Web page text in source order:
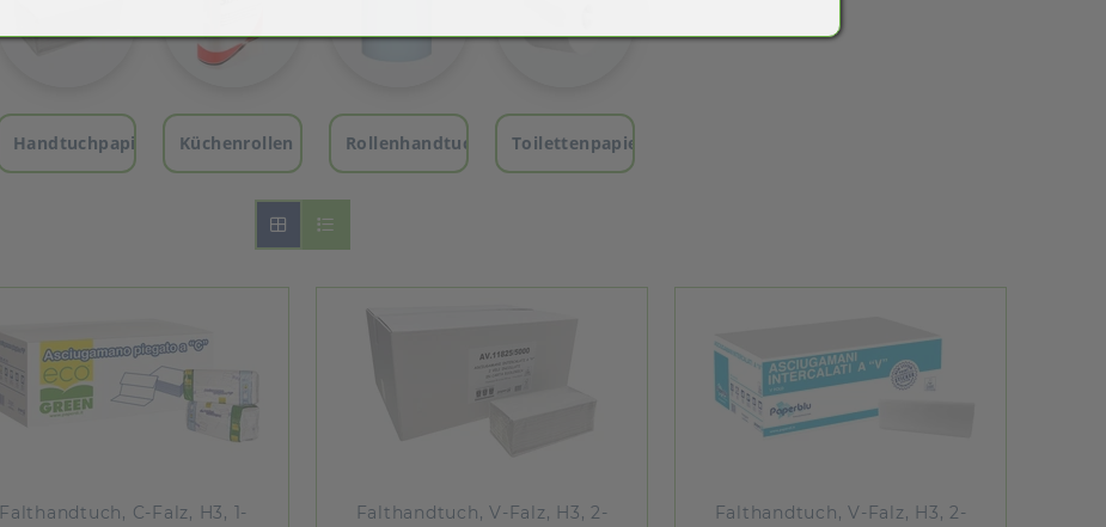
Handtuchpapier Küchenrollen RollenhandtuchpapierToilettenpapier
Falthandtuch, C-Falz, H3, 1-
Falthandtuch, V-Falz, H3, 2-
Falthandtuch, V-Falz, H3, 2-